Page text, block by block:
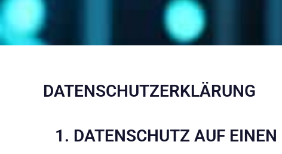
DATENSCHUTZ­ERKLÄRUNG
1. DATENSCHUTZ AUF